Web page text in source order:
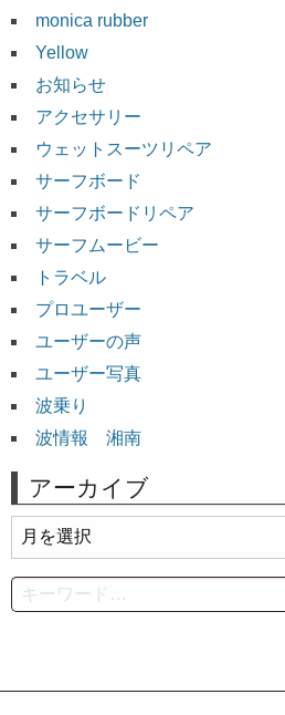
monica rubber
Yellow
お知らせ
アクセサリー
ウェットスーツリペア
サーフボード
サーフボードリペア
サーフムービー
トラベル
プロユーザー
ユーザーの声
ユーザー写真
波乗り
波情報 湘南
アーカイブ
ー
カ
イ
Search